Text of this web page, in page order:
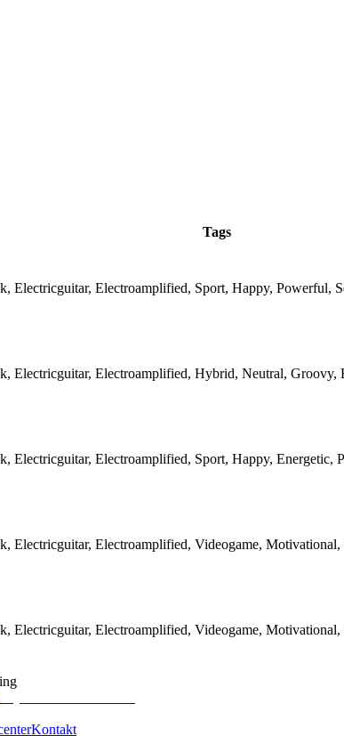
Tags
Electricguitar, Electroamplified, Sport, Happy, Powerful,
Electricguitar, Electroamplified, Hybrid, Neutral, Groovy,
Electricguitar, Electroamplified, Sport, Happy, Energetic,
Electricguitar, Electroamplified, Videogame,
Electricguitar, Electroamplified, Videogame,
Kontakt